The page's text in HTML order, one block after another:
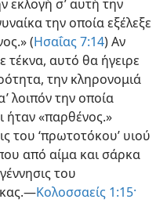
εκλογή σ’ αυτή την
την οποία εξέλεξε
(Ησαΐας 7:14) Αν
τέκνα, αυτό θα ήγειρε
την κληρονομιά
λοιπόν την οποία
ήταν «παρθένος.»
του ‘πρωτοτόκου’ υιού
από αίμα και σάρκα
του
Κολοσσαείς 1:15·